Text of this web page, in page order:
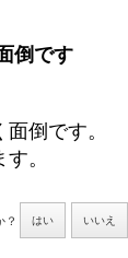
倒です
倒です。
。
？ はい いいえ